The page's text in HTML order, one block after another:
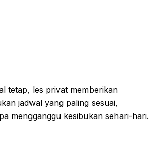
tetap, les privat memberikan
jadwal yang paling sesuai,
mengganggu kesibukan sehari-hari.